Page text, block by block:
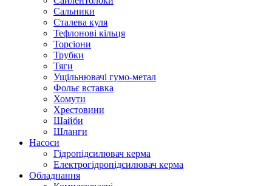
Сальники
Сталева куля
Тефлонові кільця
Торсіони
Трубки
Тяги
Ущільнювачі гумо-метал
Фольє вставка
Хомути
Хрестовини
Шайби
Шланги
Насоси
Гідропідсилювач керма
Електрогідропідсилювач керма
Обладнання